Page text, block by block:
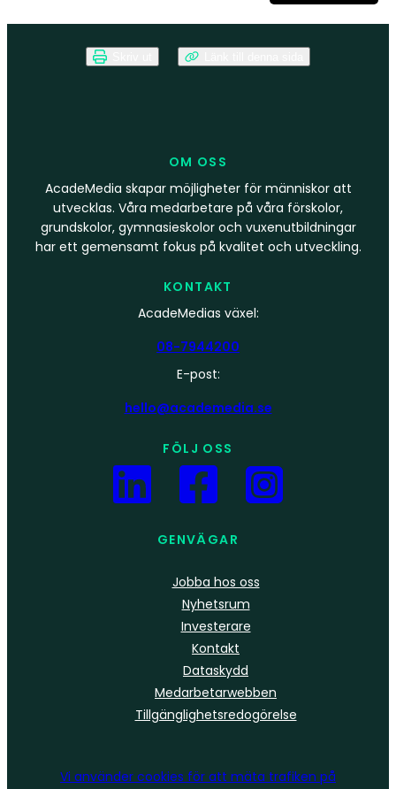
OM OSS
AcadeMedia skapar möjligheter för människor att
utvecklas. Våra medarbetare på våra förskolor,
grundskolor, gymnasieskolor och vuxenutbildningar
har ett gemensamt fokus på kvalitet och utveckling.
KONTAKT
AcadeMedias växel:
08-7944200
E-post:
hello@academedia.se
FÖLJ OSS
GENVÄGAR
Jobba hos oss
Nyhetsrum
Investerare
Kontakt
Dataskydd
Medarbetarwebben
Tillgänglighetsredogörelse
Vi använder cookies för att mäta trafiken på